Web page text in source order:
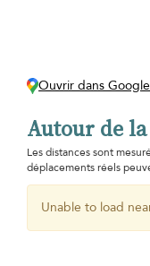
Ouvrir dans
Autour de
Les distances sont
déplacements réels
Unable to load